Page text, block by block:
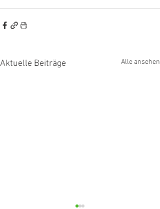
Aktuelle Beiträge Alle ansehen